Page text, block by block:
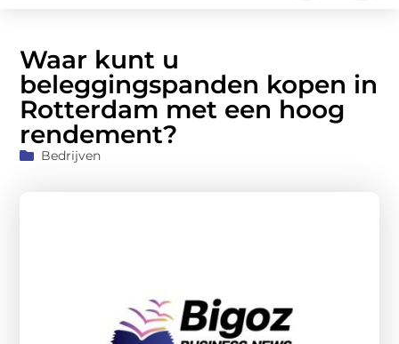
Waar kunt u
beleggingspanden kopen in
Rotterdam met een hoog
rendement?
Bedrijven